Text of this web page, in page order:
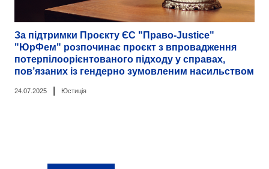
За підтримки Проєкту ЄС "Право-Justice"
"ЮрФем" розпочинає проєкт з впровадження
потерпілоорієнтованого підходу у справах,
пов’язаних із гендерно зумовленим насильством
24.07.2025 Юстиція